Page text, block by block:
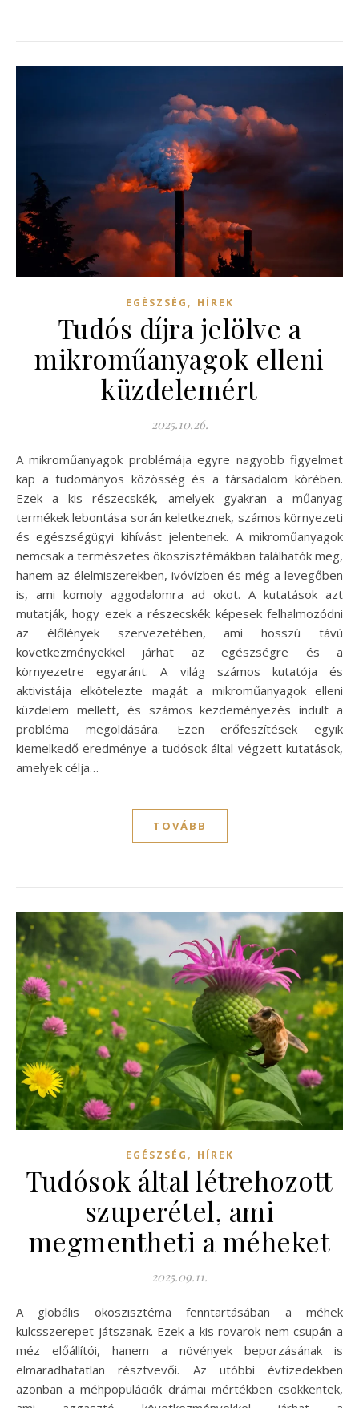
EGÉSZSÉG , HÍREK
Tudós díjra jelölve a
mikroműanyagok elleni
küzdelemért
2025.10.26.
A mikroműanyagok problémája egyre nagyobb figyelmet
kap a tudományos közösség és a társadalom körében.
Ezek a kis részecskék, amelyek gyakran a műanyag
termékek lebontása során keletkeznek, számos környezeti
és egészségügyi kihívást jelentenek. A mikroműanyagok
nemcsak a természetes ökoszisztémákban találhatók meg,
hanem az élelmiszerekben, ivóvízben és még a levegőben
is, ami komoly aggodalomra ad okot. A kutatások azt
mutatják, hogy ezek a részecskék képesek felhalmozódni
az élőlények szervezetében, ami hosszú távú
következményekkel járhat az egészségre és a
környezetre egyaránt. A világ számos kutatója és
aktivistája elkötelezte magát a mikroműanyagok elleni
küzdelem mellett, és számos kezdeményezés indult a
probléma megoldására. Ezen erőfeszítések egyik
kiemelkedő eredménye a tudósok által végzett kutatások,
amelyek célja…
TOVÁBB
EGÉSZSÉG , HÍREK
Tudósok által létrehozott
szuperétel, ami
megmentheti a méheket
2025.09.11.
A globális ökoszisztéma fenntartásában a méhek
kulcsszerepet játszanak. Ezek a kis rovarok nem csupán a
méz előállítói, hanem a növények beporzásának is
elmaradhatatlan résztvevői. Az utóbbi évtizedekben
azonban a méhpopulációk drámai mértékben csökkentek,